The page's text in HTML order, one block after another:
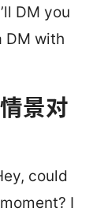
DM you
DM with
景对
could
I